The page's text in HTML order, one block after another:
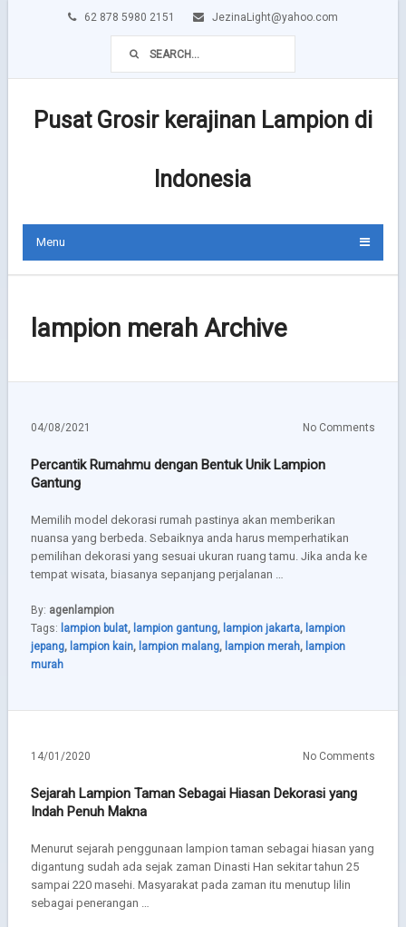
62 878 5980 2151 JezinaLight@yahoo.com
Pusat Grosir kerajinan Lampion di
Indonesia
Menu
lampion merah Archive
04/08/2021 No Comments
Percantik Rumahmu dengan Bentuk Unik Lampion
Gantung
Memilih model dekorasi rumah pastinya akan memberikan
nuansa yang berbeda. Sebaiknya anda harus memperhatikan
pemilihan dekorasi yang sesuai ukuran ruang tamu. Jika anda ke
tempat wisata, biasanya sepanjang perjalanan …
By: agenlampion
Tags: lampion bulat, lampion gantung, lampion jakarta, lampion
jepang, lampion kain, lampion malang, lampion merah, lampion
murah
14/01/2020 No Comments
Sejarah Lampion Taman Sebagai Hiasan Dekorasi yang
Indah Penuh Makna
Menurut sejarah penggunaan lampion taman sebagai hiasan yang
digantung sudah ada sejak zaman Dinasti Han sekitar tahun 25
sampai 220 masehi. Masyarakat pada zaman itu menutup lilin
sebagai penerangan …